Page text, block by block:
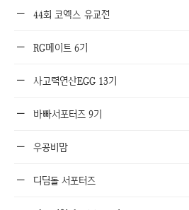
44회 코엑스 유교전
RG메이트 6기
사고력연산EGG 13기
바빠서포터즈 9기
우공비맘
디딤돌 서포터즈